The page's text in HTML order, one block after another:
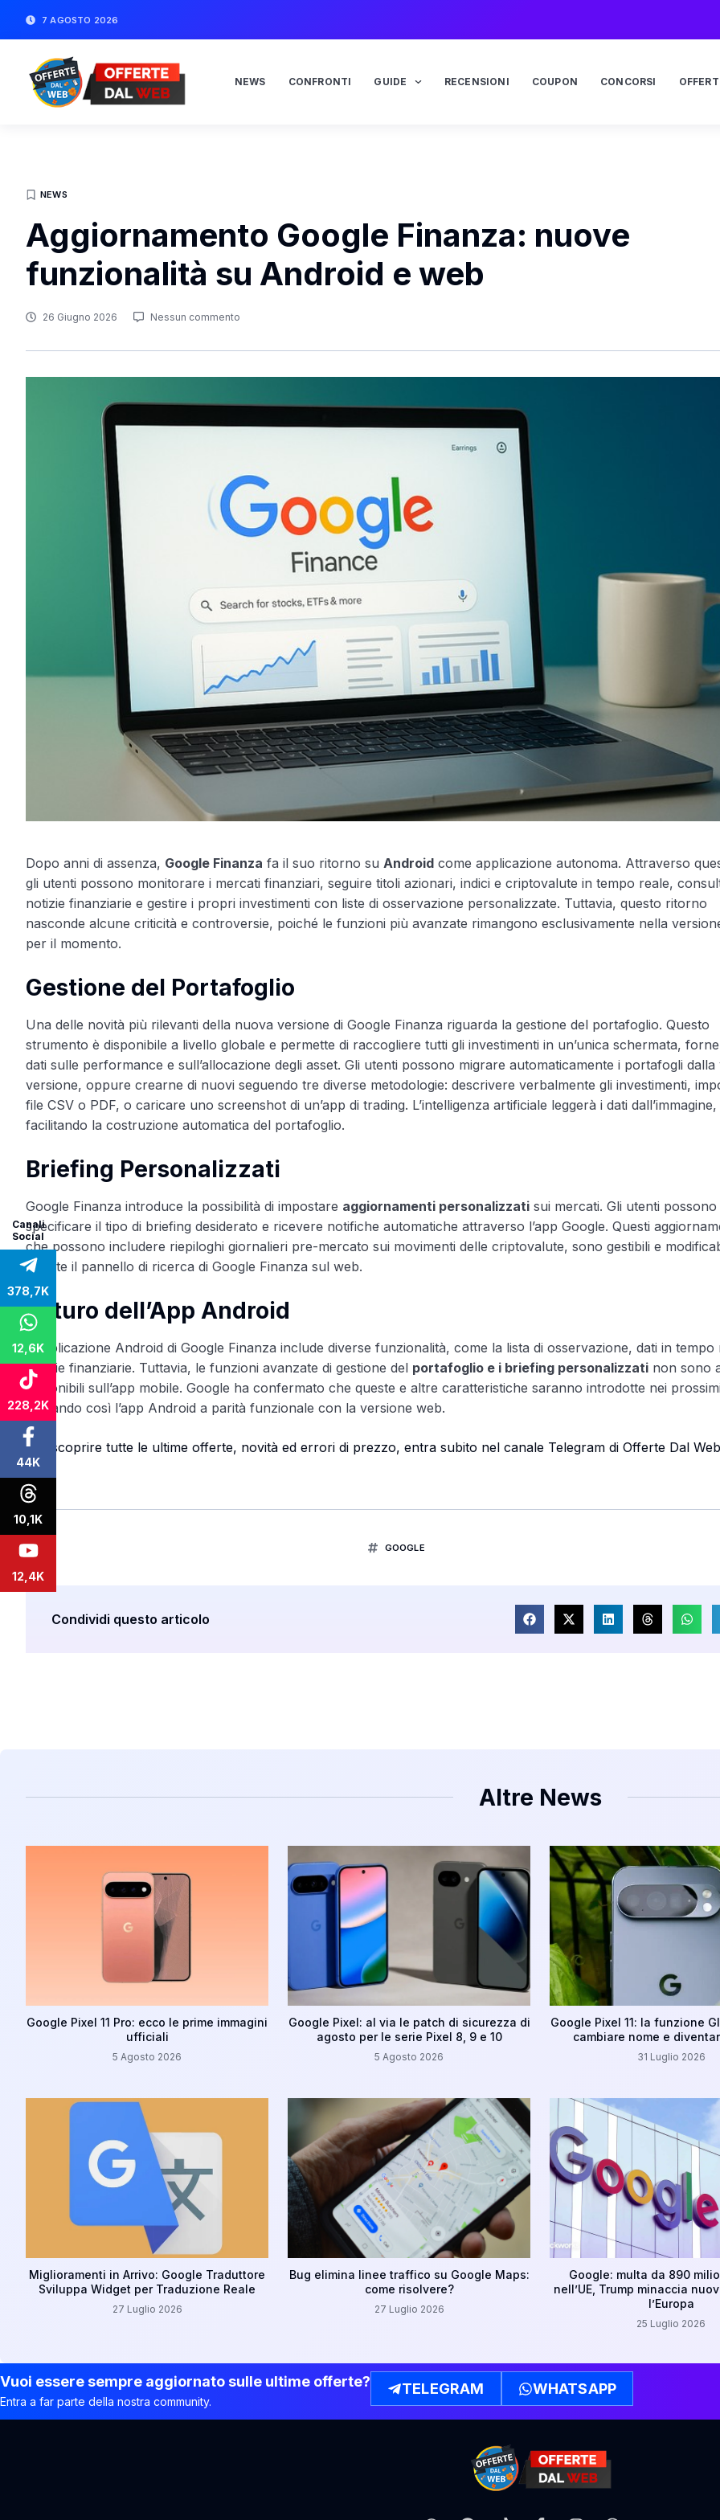
7 AGOSTO 2026
NEWS CONFRONTI GUIDE RECENSIONI COUPON CONCORSI
Canali
Social
378,7K
12,6K
228,2K
44K
10,1K
12,4K
NEWS
Aggiornamento Google Finanza: nuove
funzionalità su Android e web
26 Giugno 2026 Nessun commento
Dopo anni di assenza, Google Finanza fa il suo ritorno su Android come applicazione autonoma. Attraverso
gli utenti possono monitorare i mercati finanziari, seguire titoli azionari, indici e criptovalute in tempo reale,
notizie finanziarie e gestire i propri investimenti con liste di osservazione personalizzate. Tuttavia, questo ritorno
nasconde alcune criticità e controversie, poiché le funzioni più avanzate rimangono esclusivamente nella
per il momento.
Gestione del Portafoglio
Una delle novità più rilevanti della nuova versione di Google Finanza riguarda la gestione del portafoglio. Questo
strumento è disponibile a livello globale e permette di raccogliere tutti gli investimenti in un’unica schermata,
dati sulle performance e sull’allocazione degli asset. Gli utenti possono migrare automaticamente i portafogli dalla
versione, oppure crearne di nuovi seguendo tre diverse metodologie: descrivere verbalmente gli investimenti,
file CSV o PDF, o caricare uno screenshot di un’app di trading. L’intelligenza artificiale leggerà i dati dall’immagine,
facilitando la costruzione automatica del portafoglio.
Briefing Personalizzati
Google Finanza introduce la possibilità di impostare aggiornamenti personalizzati sui mercati. Gli utenti possono
specificare il tipo di briefing desiderato e ricevere notifiche automatiche attraverso l’app Google. Questi
che possono includere riepiloghi giornalieri pre-mercato sui movimenti delle criptovalute, sono gestibili e
tramite il pannello di ricerca di Google Finanza sul web.
Futuro dell’App Android
L’applicazione Android di Google Finanza include diverse funzionalità, come la lista di osservazione, dati in tempo
notizie finanziarie. Tuttavia, le funzioni avanzate di gestione del portafoglio e i briefing personalizzati non sono
disponibili sull’app mobile. Google ha confermato che queste e altre caratteristiche saranno introdotte nei
portando così l’app Android a parità funzionale con la versione web.
Per scoprire tutte le ultime offerte, novità ed errori di prezzo, entra subito nel canale Telegram di Offerte Dal Web
GOOGLE
Condividi questo articolo
Altre News
Google Pixel 11 Pro: ecco le prime immagini
ufficiali
5 Agosto 2026
Google Pixel: al via le patch di sicurezza di
agosto per le serie Pixel 8, 9 e 10
5 Agosto 2026
Google Pixel 11: la funzione
cambiare nome e
31 Luglio 2026
Miglioramenti in Arrivo: Google Traduttore
Sviluppa Widget per Traduzione Reale
27 Luglio 2026
Bug elimina linee traffico su Google Maps:
come risolvere?
27 Luglio 2026
Google: multa da 890
nell’UE, Trump minaccia
l’Europa
25 Luglio 2026
Vuoi essere sempre aggiornato sulle ultime offerte?
Entra a far parte della nostra community.
TELEGRAM WHATSAPP